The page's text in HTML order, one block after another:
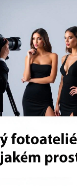
Herní výkon Zen 6 bude 15-18 % nad Zen 5, na úrovni Zen 5 X3D